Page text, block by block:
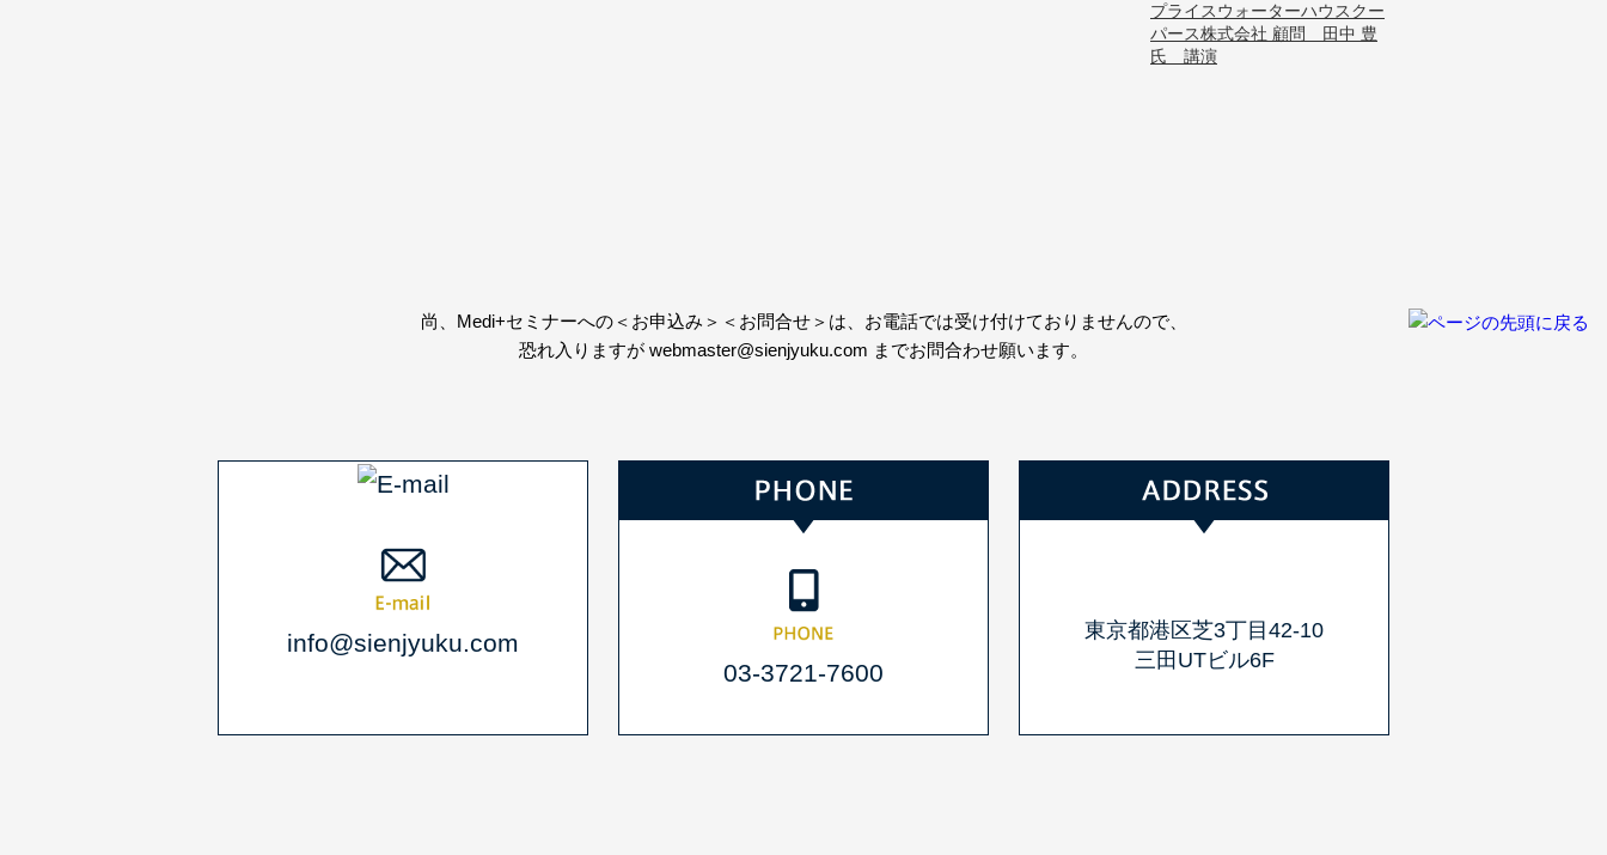
プライスウォーターハウスクー
パース株式会社 顧問 田中 豊
氏 講演
尚、Medi+セミナーへの＜お申込み＞＜お問合せ＞は、お電話では受け付けておりませんので、
恐れ入りますが webmaster@sienjyuku.com までお問合わせ願います。
info@sienjyuku.com
03-3721-7600
東京都港区芝3丁目42-10
三田UTビル6F